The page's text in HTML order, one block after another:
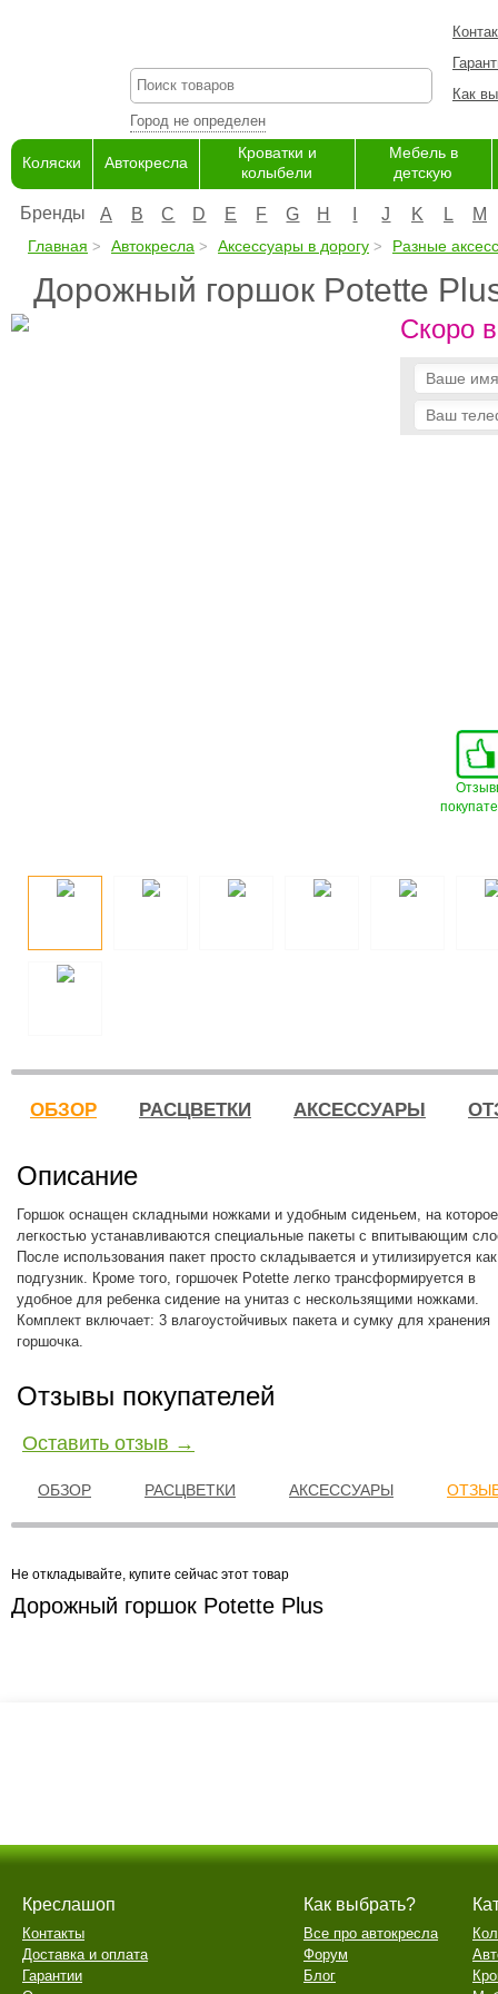
Город не определен
Как
Коляски Автокресла
Кроватки и
колыбели
Мебель в
детскую
Бренды A B C D E F G H J K L M
Главная Автокресла Аксессуары в дорогу Разные
Дорожный горшок Potette
Скоро
ОБЗОР РАСЦВЕТКИ АКСЕССУАРЫ
Описание
Горшок оснащен складными ножками и удобным сиденьем, на
легкостью устанавливаются специальные пакеты с впитывающим
После использования пакет просто складывается и утилизируется как
подгузник. Кроме того, горшочек Potette легко трансформируется в
удобное для ребенка сидение на унитаз с нескользящими ножками.
Комплект включает: 3 влагоустойчивых пакета и сумку для хранения
горшочка.
Отзывы покупателей
Оставить отзыв →
ОБЗОР РАСЦВЕТКИ АКСЕССУАРЫ
Не откладывайте, купите сейчас этот товар
Дорожный горшок Potette Plus
Креслашоп
Контакты
Доставка и оплата
Гарантии
Как выбрать?
Все про автокресла
Форум
Блог